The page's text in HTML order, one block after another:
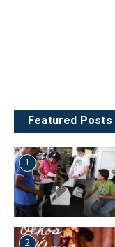
Featured Posts
1
2